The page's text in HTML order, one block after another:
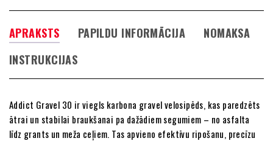
APRAKSTS PAPILDU INFORMĀCIJA
NOMAKSA
INSTRUKCIJAS
Addict Gravel 30 ir viegls karbona gravel velosipēds, kas paredzēts
ātrai un stabilai braukšanai pa dažādiem segumiem – no asfalta
līdz grants un meža ceļiem. Tas apvieno efektīvu ripošanu, precīzu